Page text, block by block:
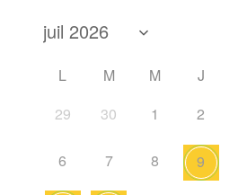
L M M J
29
30 1 2
6 7 8 9